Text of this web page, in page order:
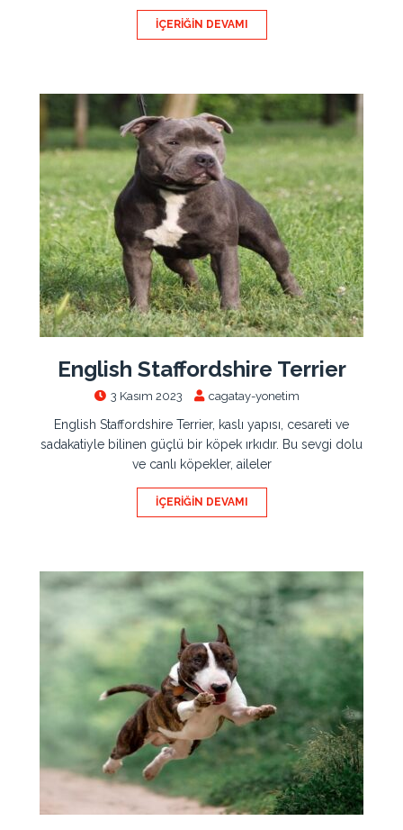
İÇERIĞIN DEVAMI
English Staffordshire Terrier
3 Kasım 2023 cagatay-yonetim
English Staffordshire Terrier, kaslı yapısı, cesareti ve
sadakatiyle bilinen güçlü bir köpek ırkıdır. Bu sevgi dolu
ve canlı köpekler, aileler
İÇERIĞIN DEVAMI